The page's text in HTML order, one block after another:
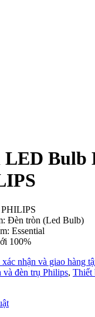
Bulb
Đèn tròn (Led Bulb)
Essential
100%
nhận và giao hàng
đèn trụ Philips, Thiết